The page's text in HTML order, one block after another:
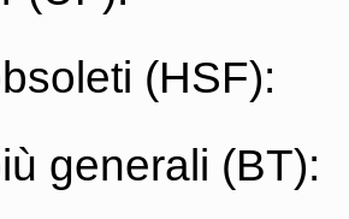
(HSF):
generali (BT):